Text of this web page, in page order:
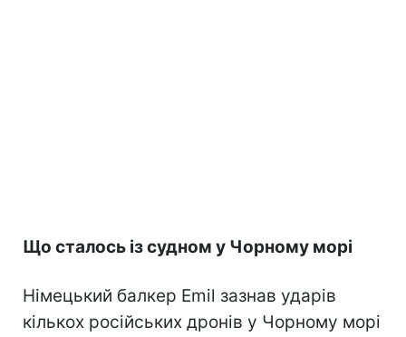
Що сталось із судном у Чорному морі
Німецький балкер Emil зазнав ударів
кількох російських дронів у Чорному морі